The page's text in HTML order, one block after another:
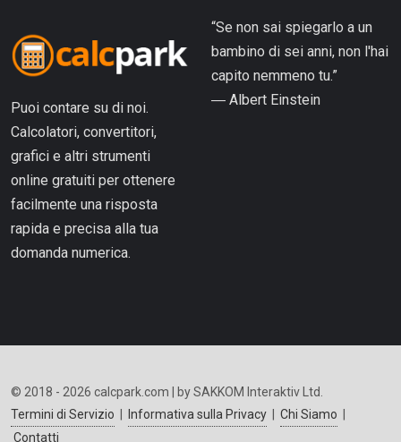
Puoi contare su di noi.
Calcolatori, convertitori,
grafici e altri strumenti
online gratuiti per ottenere
facilmente una risposta
rapida e precisa alla tua
domanda numerica.
“Se non sai spiegarlo a un
bambino di sei anni, non l'hai
capito nemmeno tu.”
― Albert Einstein
© 2018 - 2026 calcpark.com | by SAKKOM Interaktiv Ltd.
Termini di Servizio
Informativa sulla Privacy Chi Siamo
Contatti